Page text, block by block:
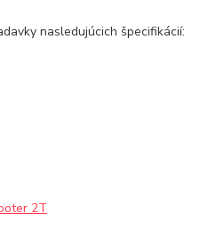
nasledujúcich špecifikácií:
2T